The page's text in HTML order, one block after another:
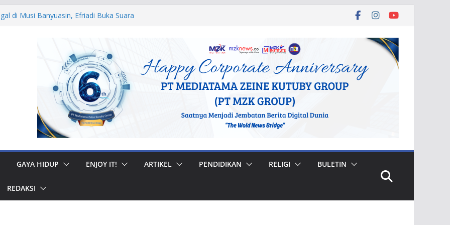
di Musi Banyuasin, Efriadi Buka Suara
Rumah di Gunung Kerinci, Anggota
Bantuan Tepat Sasaran
RW, Bupati Bursah Zarnubi Inisiasi
di Kota Lahat
Muhidi Ajak Masyarakat Bangun
Jaga Ketertiban Sosial
GAYA HIDUP ENJOY IT! ARTIKEL PENDIDIKAN RELIGI BULETIN
REDAKSI